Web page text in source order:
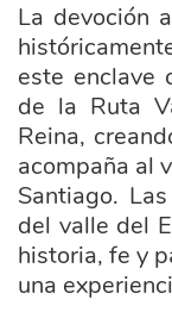
La devoción
este enclave
de la Ruta
Reina,
acompaña al
Santiago.
del valle del
historia, fe y
una